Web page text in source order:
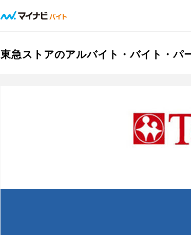
東急ストアのアルバイト・バイト・パ